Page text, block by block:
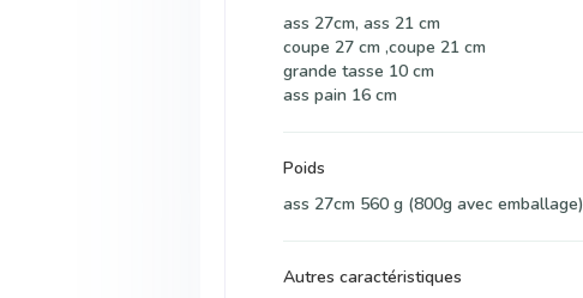
ass 27cm, ass 21 cm
coupe 27 cm ,coupe 21 cm
grande tasse 10 cm
ass pain 16 cm
Poids
ass 27cm 560 g (800g avec emballage)
Autres caractéristiques